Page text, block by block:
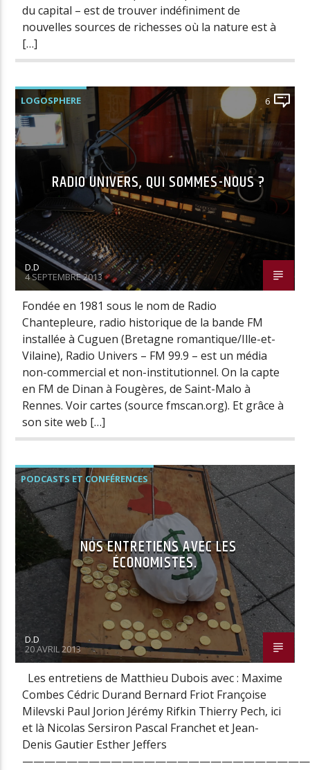
du capital – est de trouver indéfiniment de
nouvelles sources de richesses où la nature est à
[…]
LOGOSPHERE 6
RADIO UNIVERS, QUI SOMMES-NOUS ?
D.D
4 SEPTEMBRE 2013
Fondée en 1981 sous le nom de Radio
Chantepleure, radio historique de la bande FM
installée à Cuguen (Bretagne romantique/Ille-et-
Vilaine), Radio Univers – FM 99.9 – est un média
non-commercial et non-institutionnel. On la capte
en FM de Dinan à Fougères, de Saint-Malo à
Rennes. Voir cartes (source fmscan.org). Et grâce à
son site web […]
PODCASTS ET CONFÉRENCES
NOS ENTRETIENS AVEC LES
ÉCONOMISTES.
D.D
20 AVRIL 2013
Les entretiens de Matthieu Dubois avec : Maxime
Combes Cédric Durand Bernard Friot Françoise
Milevski Paul Jorion Jérémy Rifkin Thierry Pech, ici
et là Nicolas Sersiron Pascal Franchet et Jean-
Denis Gautier Esther Jeffers